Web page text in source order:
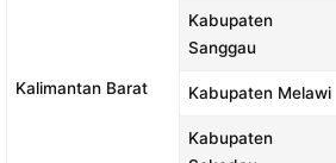
Kalimantan Barat
Kabupaten
Sanggau
Kabupaten Melawi
Kabupaten